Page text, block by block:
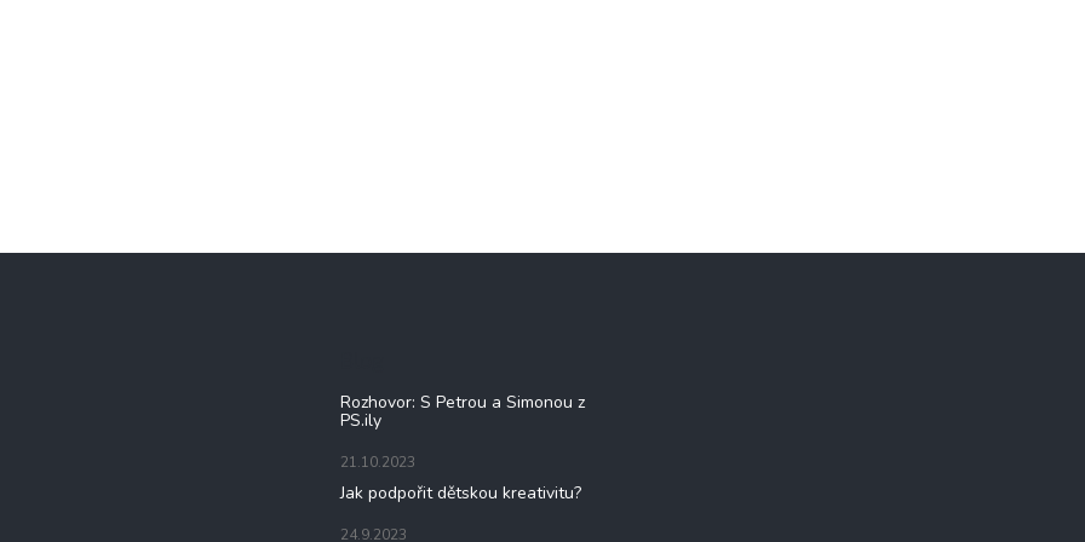
Rozhovor: S Petrou a Simonou z
PS.ily
21.10.2023
Jak podpořit dětskou kreativitu?
24.9.2023